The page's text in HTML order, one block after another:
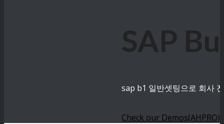
SAP
sap b1 일반셋팅으로 회사
Check our Demos(AHPRO)